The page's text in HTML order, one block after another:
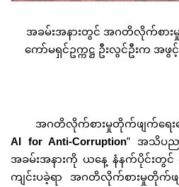
အခမ်းအနားတွင် အဂတိလိုက်စား
ကော်မရှင်ဥက္ကဋ္ဌ ဦးလွင်ဦးက အဖွင့်
အဂတိလိုက်စားမှုတိုက်ဖျက်ရေးကေ
AI for Anti-Corruption” အသိပညာ
အခမ်းအနားကို ယနေ့ နံနက်ပိုင်းတွင် က
ကျင်းပခဲ့ရာ အဂတိလိုက်စားမှုတိုက်ဖျ